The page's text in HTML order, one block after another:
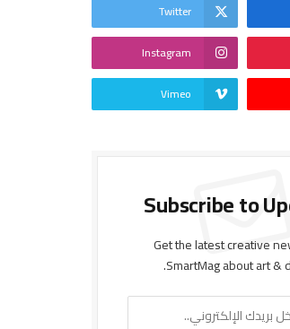
Twitter
Instagram
Vimeo
Subscribe to
Get the latest creative
SmartMag about art &